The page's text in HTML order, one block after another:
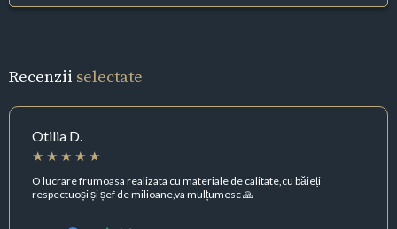
Recenzii selectate
Otilia D.
O lucrare frumoasa realizata cu materiale de calitate,cu băieți
respectuoși și șef de milioane,va mulțumesc 🙏